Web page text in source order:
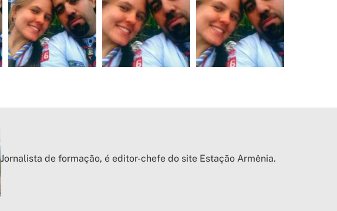
Jornalista de formação, é editor-chefe do site Estação Armênia.